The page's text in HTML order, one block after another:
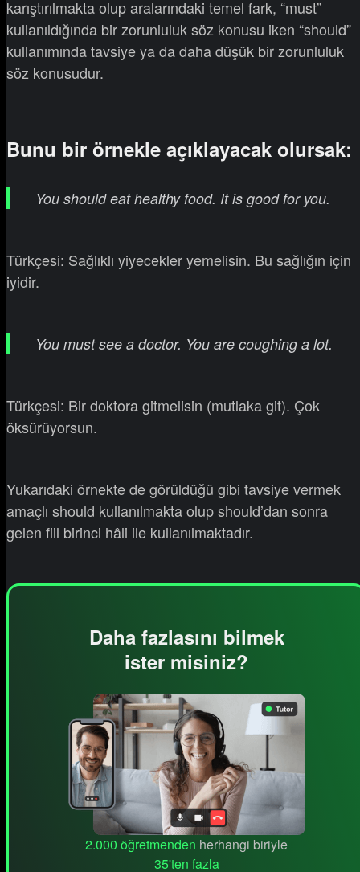
karıştırılmakta olup aralarındaki temel fark, “must”
kullanıldığında bir zorunluluk söz konusu iken “should”
kullanımında tavsiye ya da daha düşük bir zorunluluk
söz konusudur.
Bunu bir örnekle açıklayacak olursak:
You should eat healthy food. It is good for you.
Türkçesi: Sağlıklı yiyecekler yemelisin. Bu sağlığın için
iyidir.
You must see a doctor. You are coughing a lot.
Türkçesi: Bir doktora gitmelisin (mutlaka git). Çok
öksürüyorsun.
Yukarıdaki örnekte de görüldüğü gibi tavsiye vermek
amaçlı should kullanılmakta olup should’dan sonra
gelen fiil birinci hâli ile kullanılmaktadır.
Daha fazlasını bilmek
ister misiniz?
2.000 öğretmenden herhangi biriyle
35'ten fazla